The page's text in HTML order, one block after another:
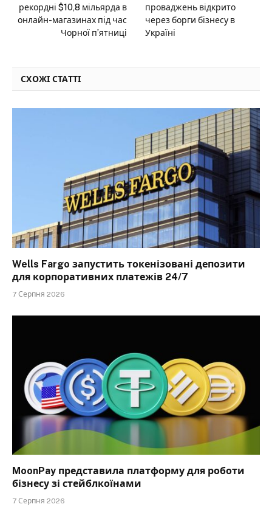
рекордні $10,8 мільярда в
онлайн-магазинах під час
Чорної п’ятниці
проваджень відкрито
через борги бізнесу в
Україні
СХОЖІ СТАТТІ
Wells Fargo запустить токенізовані депозити
для корпоративних платежів 24/7
7 Серпня 2026
MoonPay представила платформу для роботи
бізнесу зі стейблкоїнами
7 Серпня 2026